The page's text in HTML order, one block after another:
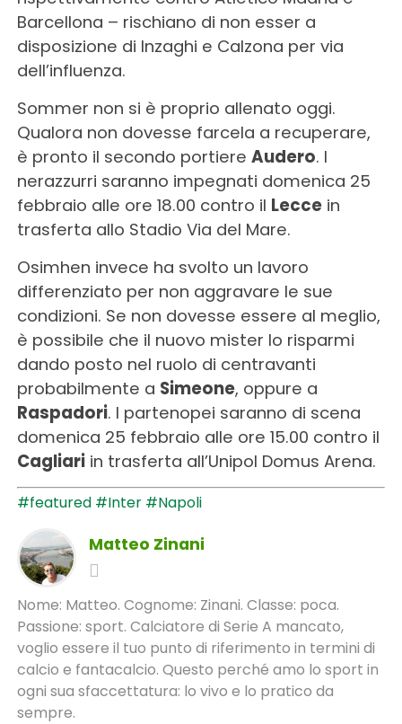
Barcellona – rischiano di non esser a
disposizione di Inzaghi e Calzona per via
dell’influenza.
Sommer non si è proprio allenato oggi.
Qualora non dovesse farcela a recuperare,
è pronto il secondo portiere Audero. I
nerazzurri saranno impegnati domenica 25
febbraio alle ore 18.00 contro il Leccein
trasferta allo Stadio Via del Mare.
Osimhen invece ha svolto un lavoro
differenziato per non aggravare le sue
condizioni. Se non dovesse essere al meglio,
è possibile che il nuovo mister lo risparmi
dando posto nel ruolo di centravanti
probabilmente a Simeone, oppure a
Raspadori. I partenopei saranno di scena
domenica 25 febbraio alle ore 15.00 contro il
Cagliariin trasferta all’Unipol Domus Arena.
#featured #Inter #Napoli
Matteo Zinani
Nome: Matteo. Cognome: Zinani. Classe: poca.
Passione: sport. Calciatore di Serie A mancato,
voglio essere il tuo punto di riferimento in termini di
calcio e fantacalcio. Questo perché amo lo sport in
ogni sua sfaccettatura: lo vivo e lo pratico da
sempre.